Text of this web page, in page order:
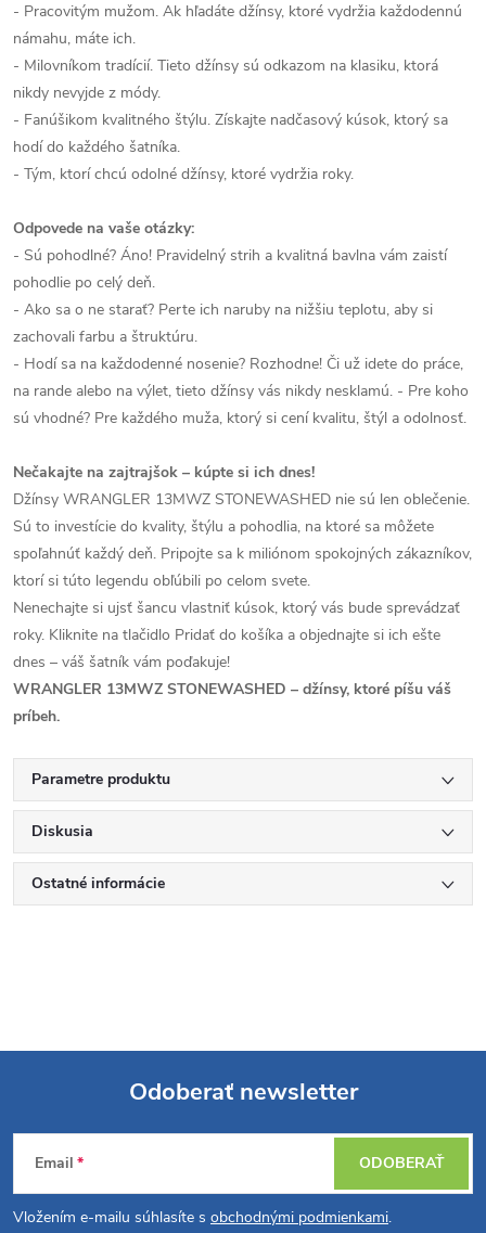
- Pracovitým mužom. Ak hľadáte džínsy, ktoré vydržia každodennú
námahu, máte ich.
- Milovníkom tradícií. Tieto džínsy sú odkazom na klasiku, ktorá
nikdy nevyjde z módy.
- Fanúšikom kvalitného štýlu. Získajte nadčasový kúsok, ktorý sa
hodí do každého šatníka.
- Tým, ktorí chcú odolné džínsy, ktoré vydržia roky.
Odpovede na vaše otázky:
- Sú pohodlné? Áno! Pravidelný strih a kvalitná bavlna vám zaistí
pohodlie po celý deň.
- Ako sa o ne starať? Perte ich naruby na nižšiu teplotu, aby si
zachovali farbu a štruktúru.
- Hodí sa na každodenné nosenie? Rozhodne! Či už idete do práce,
na rande alebo na výlet, tieto džínsy vás nikdy nesklamú. - Pre koho
sú vhodné? Pre každého muža, ktorý si cení kvalitu, štýl a odolnosť.
Nečakajte na zajtrajšok – kúpte si ich dnes!
Džínsy WRANGLER 13MWZ STONEWASHED nie sú len oblečenie.
Sú to investície do kvality, štýlu a pohodlia, na ktoré sa môžete
spoľahnúť každý deň. Pripojte sa k miliónom spokojných zákazníkov,
ktorí si túto legendu obľúbili po celom svete.
Nenechajte si ujsť šancu vlastniť kúsok, ktorý vás bude sprevádzať
roky. Kliknite na tlačidlo Pridať do košíka a objednajte si ich ešte
dnes – váš šatník vám poďakuje!
WRANGLER 13MWZ STONEWASHED – džínsy, ktoré píšu váš
príbeh.
Parametre produktu
Diskusia
Ostatné informácie
Z
á
Odoberať newsletter
Email
Vložením e-mailu súhlasíte s obchodnými podmienkami.
ODOBERAŤ